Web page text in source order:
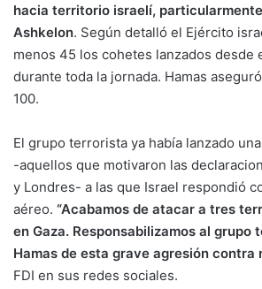
hacia territorio israelí,
Ashkelon. Según detalló el Ejército
menos 45 los cohetes lanzados desde
durante toda la jornada. Hamas
100.
El grupo terrorista ya había lanzado
-aquellos que motivaron las
y Londres- a las que Israel respondió
aéreo. “Acabamos de atacar a tres
en Gaza. Responsabilizamos al grupo
Hamas de esta grave agresión contra
FDI en sus redes sociales.